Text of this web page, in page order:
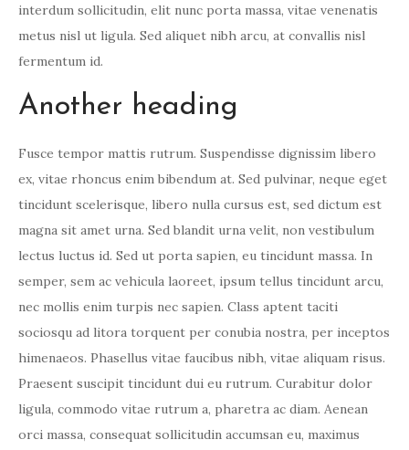
interdum sollicitudin, elit nunc porta massa, vitae venenatis
metus nisl ut ligula. Sed aliquet nibh arcu, at convallis nisl
fermentum id.
Another heading
Fusce tempor mattis rutrum. Suspendisse dignissim libero
ex, vitae rhoncus enim bibendum at. Sed pulvinar, neque eget
tincidunt scelerisque, libero nulla cursus est, sed dictum est
magna sit amet urna. Sed blandit urna velit, non vestibulum
lectus luctus id. Sed ut porta sapien, eu tincidunt massa. In
semper, sem ac vehicula laoreet, ipsum tellus tincidunt arcu,
nec mollis enim turpis nec sapien. Class aptent taciti
sociosqu ad litora torquent per conubia nostra, per inceptos
himenaeos. Phasellus vitae faucibus nibh, vitae aliquam risus.
Praesent suscipit tincidunt dui eu rutrum. Curabitur dolor
ligula, commodo vitae rutrum a, pharetra ac diam. Aenean
orci massa, consequat sollicitudin accumsan eu, maximus